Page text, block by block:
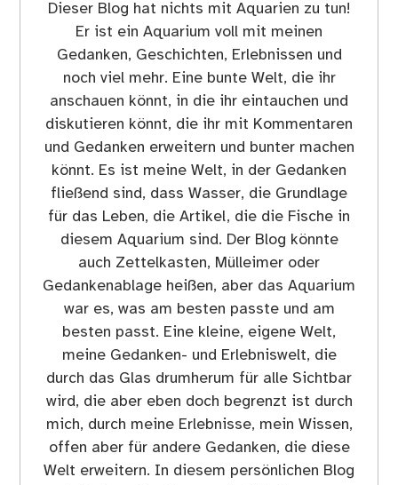
Dieser Blog hat nichts mit Aquarien zu tun!
Er ist ein Aquarium voll mit meinen
Gedanken, Geschichten, Erlebnissen und
noch viel mehr. Eine bunte Welt, die ihr
anschauen könnt, in die ihr eintauchen und
diskutieren könnt, die ihr mit Kommentaren
und Gedanken erweitern und bunter machen
könnt. Es ist meine Welt, in der Gedanken
fließend sind, dass Wasser, die Grundlage
für das Leben, die Artikel, die die Fische in
diesem Aquarium sind. Der Blog könnte
auch Zettelkasten, Mülleimer oder
Gedankenablage heißen, aber das Aquarium
war es, was am besten passte und am
besten passt. Eine kleine, eigene Welt,
meine Gedanken- und Erlebniswelt, die
durch das Glas drumherum für alle Sichtbar
wird, die aber eben doch begrenzt ist durch
mich, durch meine Erlebnisse, mein Wissen,
offen aber für andere Gedanken, die diese
Welt erweitern. In diesem persönlichen Blog